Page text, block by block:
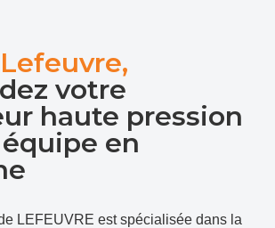
votre
haute pression
en
LEFEUVRE est spécialisée dans la